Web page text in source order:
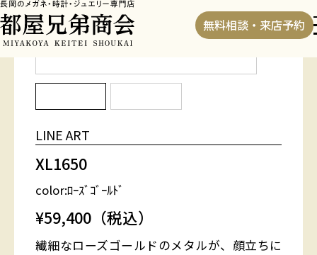
無料相談・来店予約
HOME> フレーム >XL1650
LINE ART
XL1650
color:ﾛｰｽﾞｺﾞｰﾙﾄﾞ
¥59,400（税込）
繊細なローズゴールドのメタルが、顔立ちに